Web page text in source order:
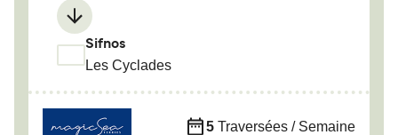
Sifnos
Les Cyclades
5 Traversées / Semaine